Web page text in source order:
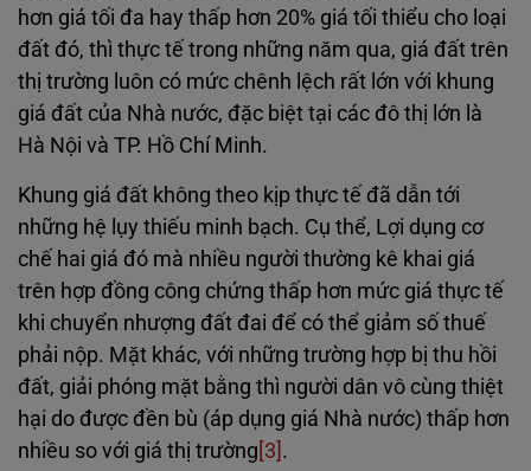
hơn giá tối đa hay thấp hơn 20% giá tối thiểu cho loại
đất đó, thì thực tế trong những năm qua, giá đất trên
thị trường luôn có mức chênh lệch rất lớn với khung
giá đất của Nhà nước, đặc biệt tại các đô thị lớn là
Hà Nội và TP. Hồ Chí Minh.
Khung giá đất không theo kịp thực tế đã dẫn tới
những hệ lụy thiếu minh bạch. Cụ thể, Lợi dụng cơ
chế hai giá đó mà nhiều người thường kê khai giá
trên hợp đồng công chứng thấp hơn mức giá thực tế
khi chuyển nhượng đất đai để có thể giảm số thuế
phải nộp. Mặt khác, với những trường hợp bị thu hồi
đất, giải phóng mặt bằng thì người dân vô cùng thiệt
hại do được đền bù (áp dụng giá Nhà nước) thấp hơn
nhiều so với giá thị trường[3].